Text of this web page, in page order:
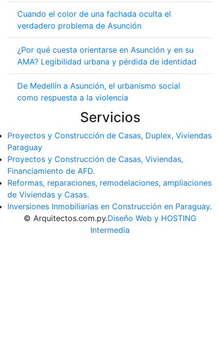
Cuando el color de una fachada oculta el
verdadero problema de Asunción
¿Por qué cuesta orientarse en Asunción y en su
AMA? Legibilidad urbana y pérdida de identidad
De Medellín a Asunción, el urbanismo social
como respuesta a la violencia
Servicios
Proyectos y Construcción de Casas, Duplex, Viviendas
Paraguay
Proyectos y Construcción de Casas, Viviendas,
Financiamiento de AFD.
Reformas, reparaciones, remodelaciones, ampliaciones
de Viviendas y Casas.
Inversiones Inmobiliarias en Construcción en Paraguay.
© Arquitectos.com.py.Diseño Web y HOSTING
Intermedia